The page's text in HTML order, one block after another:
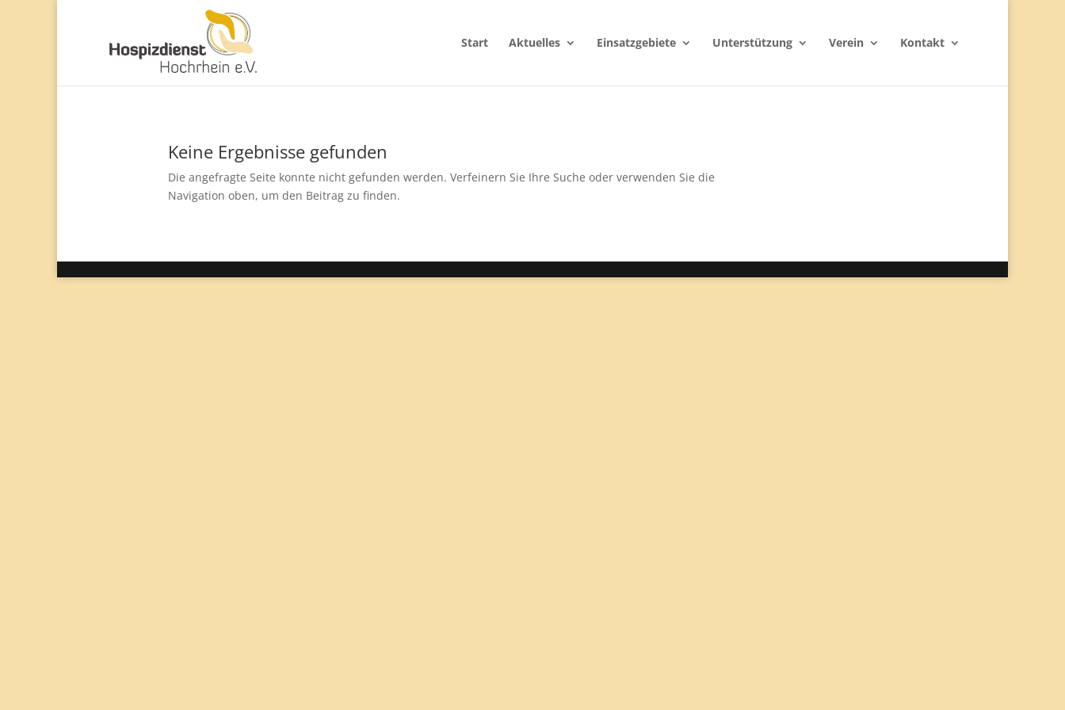
Start Aktuelles Einsatzgebiete Unterstützung Verein Kontakt
Keine Ergebnisse gefunden
Die angefragte Seite konnte nicht gefunden werden. Verfeinern Sie Ihre Suche oder verwenden Sie die
Navigation oben, um den Beitrag zu finden.